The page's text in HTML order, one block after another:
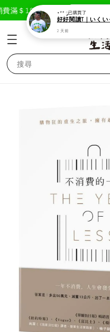
滿＄1800免運費 現在去購物！
搜尋
⋆** ༘已購買了
2 天前